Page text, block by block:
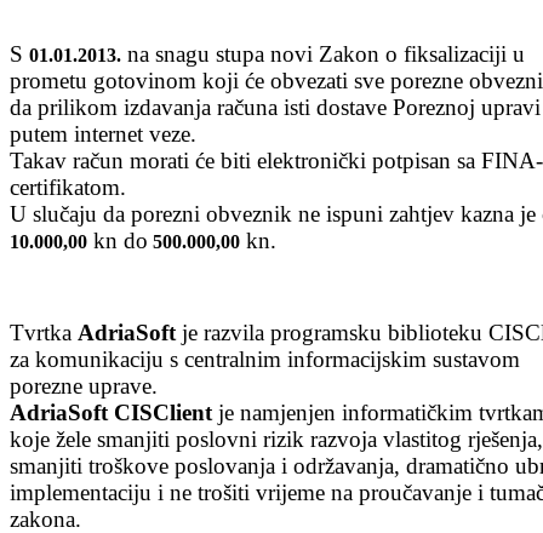
S 01.01.2013. na snagu stupa novi Zakon o fiksalizaciji u
prometu gotovinom koji će obvezati sve porezne
da prilikom izdavanja računa isti dostave Poreznoj upravi
putem internet veze.
Takav račun morati će biti elektronički potpisan sa
certifikatom.
U slučaju da porezni obveznik ne ispuni zahtjev kazna je
10.000,00 kn do 500.000,00 kn.
Tvrtka AdriaSoft je razvila programsku biblioteku
za komunikaciju s centralnim informacijskim sustavom
porezne uprave.
AdriaSoft CISClient je namjenjen informatičkim
koje žele smanjiti poslovni rizik razvoja vlastitog rješenja,
smanjiti troškove poslovanja i održavanja, dramatično
implementaciju i ne trošiti vrijeme na proučavanje i
zakona.